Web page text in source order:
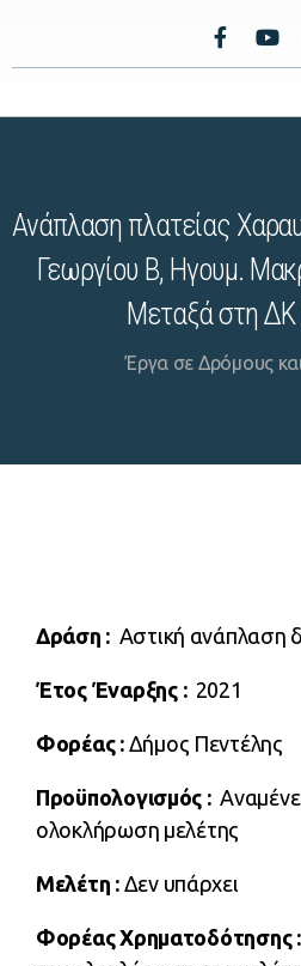
Ανάπλαση πλατείας
Γεωργίου Β, Ηγουμ.
Μεταξά στη
Έργα σε Δρόμους
Δράση : Αστική ανάπλαση
Έτος Έναρξης :2021
Φορέας :Δήμος Πεντέλης
Προϋπολογισμός :
ολοκλήρωση μελέτης
Μελέτη : Δεν υπάρχει
Φορέας Χρηματοδότησης :